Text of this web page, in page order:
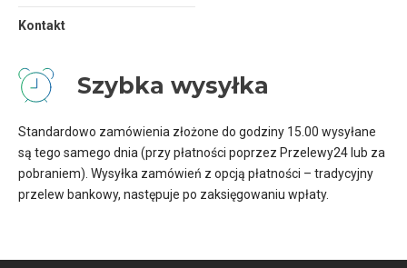
Kontakt
Szybka wysyłka
Standardowo zamówienia złożone do godziny 15.00 wysyłane
są tego samego dnia (przy płatności poprzez Przelewy24 lub za
pobraniem). Wysyłka zamówień z opcją płatności – tradycyjny
przelew bankowy, następuje po zaksięgowaniu wpłaty.